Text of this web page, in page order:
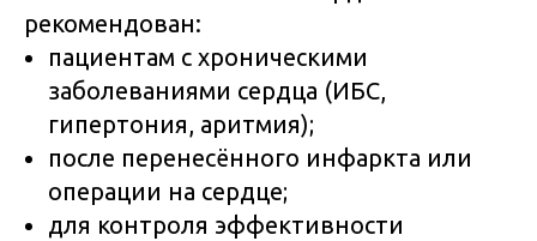
рекомендован:
пациентам с хроническими
заболеваниями сердца (ИБС,
гипертония, аритмия);
после перенесённого инфаркта или
операции на сердце;
для контроля эффективности